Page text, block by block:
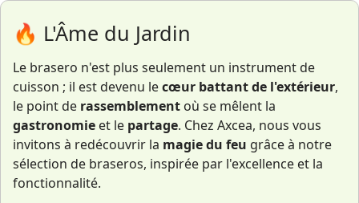
🔥 L'Âme du Jardin
Le brasero n'est plus seulement un instrument de
cuisson ; il est devenu lecœur battant de l'extérieur,
le point de rassemblement où se mêlent la
gastronomie et le partage. Chez Axcea, nous vous
invitons à redécouvrir la magie du feu grâce à notre
sélection de braseros, inspirée par l'excellence et la
fonctionnalité.